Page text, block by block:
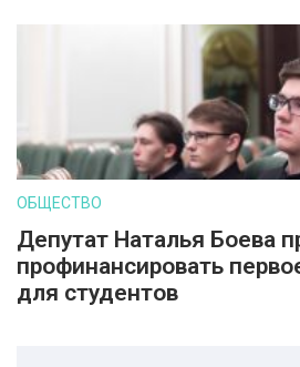
ОБЩЕСТВО
Депутат Наталья Боева
профинансировать
для студентов